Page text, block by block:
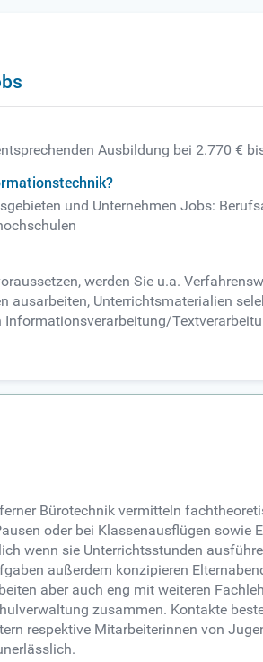
Ausbildung bei 2.770 €
und Unternehmen Jobs:
werden Sie u.a.
Unterrichtsmaterialien
Bürotechnik vermitteln
oder bei Klassenausflügen sowie
wenn sie Unterrichtsstunden
außerdem konzipieren
aber auch eng mit weiteren
zusammen. Kontakte
respektive Mitarbeiterinnen von